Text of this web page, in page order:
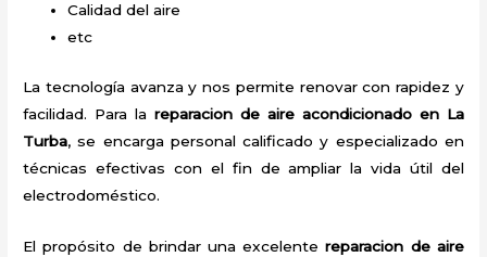
Calidad del aire
etc
La tecnología avanza y nos permite renovar con rapidez y
facilidad. Para lareparacion de aire acondicionado en La
Turba, se encarga personal calificado y especializado en
técnicas efectivas con el fin de ampliar la vida útil del
electrodoméstico.
El propósito de brindar una excelentereparacion de aire